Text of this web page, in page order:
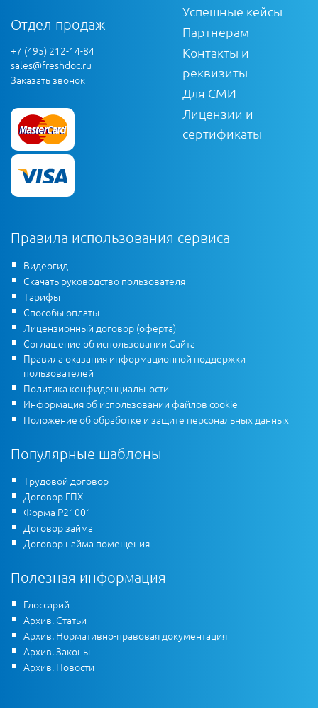
Отдел продаж
+7 (495) 212-14-84
sales@freshdoc.ru
Заказать звонок
Успешные кейсы
Партнерам
Контакты и
реквизиты
Для СМИ
Лицензии и
сертификаты
Правила использования сервиса
Видеогид
Скачать руководство пользователя
Тарифы
Способы оплаты
Лицензионный договор (оферта)
Соглашение об использовании Сайта
Правила оказания информационной поддержки
пользователей
Политика конфиденциальности
Информация об использовании файлов cookie
Положение об обработке и защите персональных данных
Популярные шаблоны
Трудовой договор
Договор ГПХ
Форма Р21001
Договор займа
Договор найма помещения
Полезная информация
Глоссарий
Архив. Статьи
Архив. Нормативно-правовая документация
Архив. Законы
Архив. Новости